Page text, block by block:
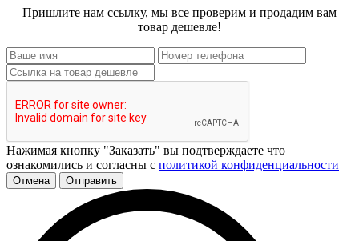
Пришлите нам ссылку, мы все проверим и продадим вам
товар дешевле!
Нажимая кнопку "Заказать" вы подтверждаете что
ознакомились и согласны с политикой конфиденциальности
Отмена Отправить